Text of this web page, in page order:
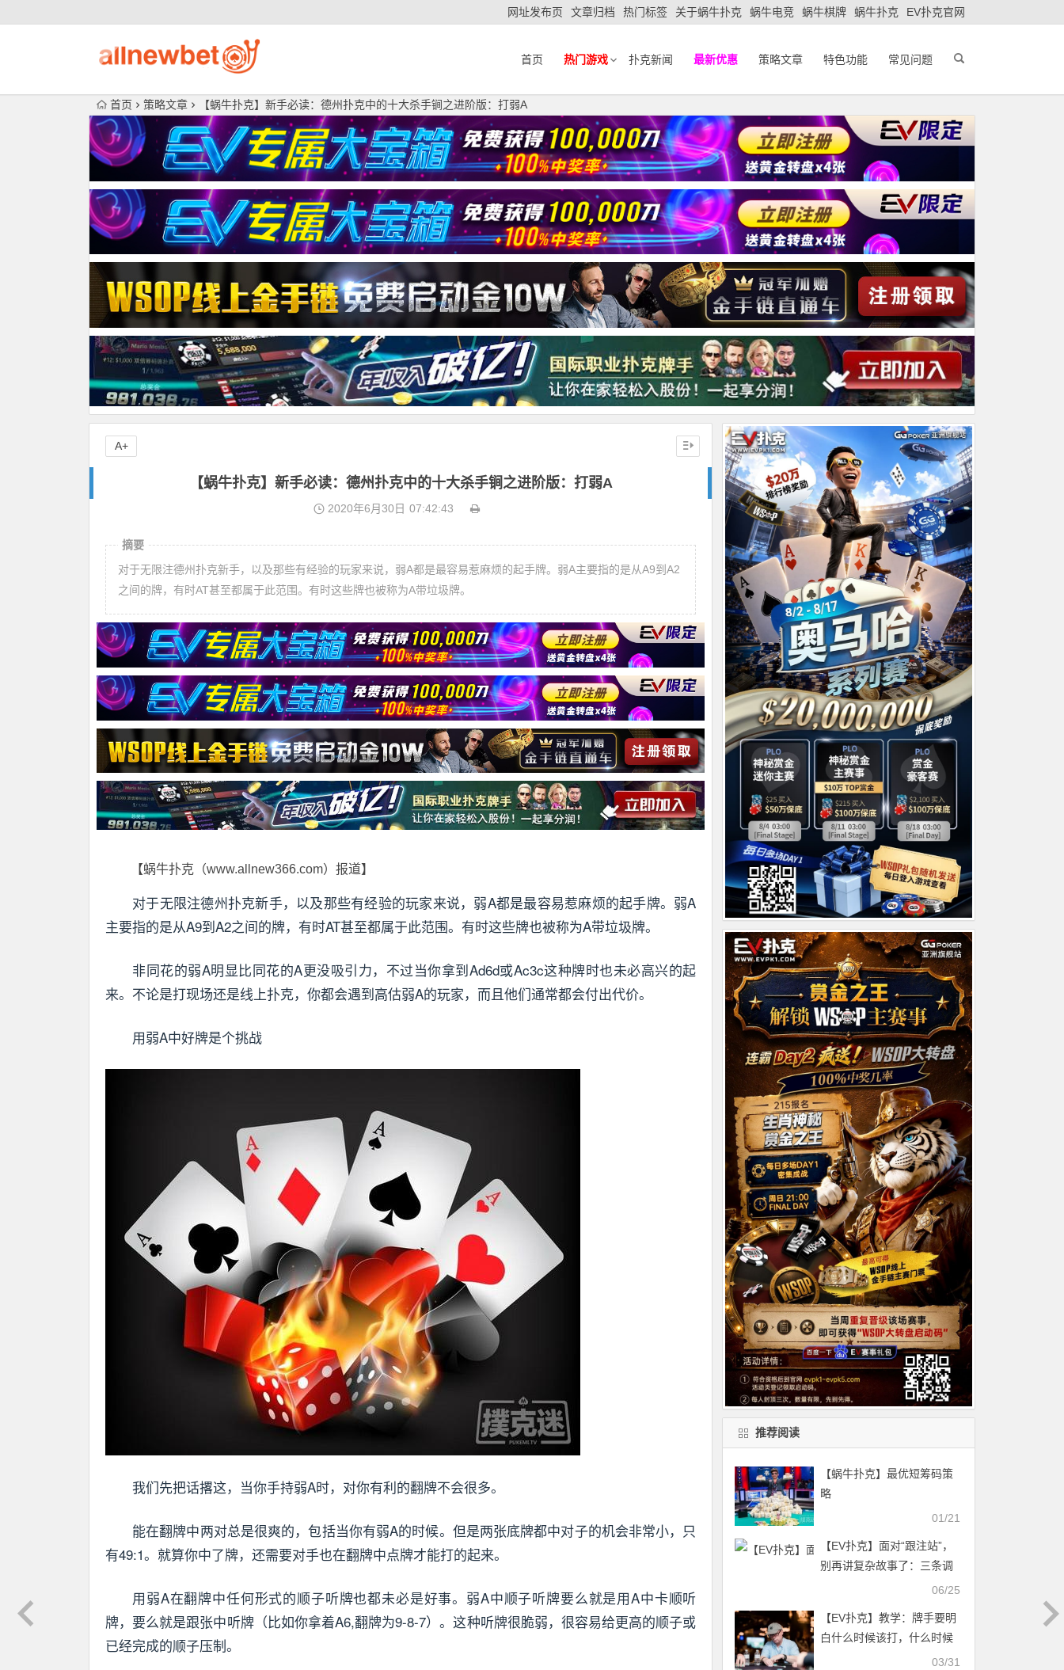
网址发布页 文章归档 热门标签 关于蜗牛扑克 蜗牛电竞 蜗牛棋牌 蜗牛扑克 EV扑克官网
首页 热门游戏 扑克新闻 最新优惠 策略文章 特色功能 常见问题
首页 策略文章 【蜗牛扑克】新手必读：德州扑克中的十大杀手锏之进阶版：打弱A
【蜗牛扑克】新手必读：德州扑克中的十大杀手锏之进阶版：打弱A
2020年6月30日 07:42:43
摘要
对于无限注德州扑克新手，以及那些有经验的玩家来说，弱A都是最容易惹麻烦的起手牌。弱A主要指的是从A9到A2
之间的牌，有时AT甚至都属于此范围。有时这些牌也被称为A带垃圾牌。
【蜗牛扑克（www.allnew366.com）报道】
对于无限注德州扑克新手，以及那些有经验的玩家来说，弱A都是最容易惹麻烦的起手牌。弱A
主要指的是从A9到A2之间的牌，有时AT甚至都属于此范围。有时这些牌也被称为A带垃圾牌。
非同花的弱A明显比同花的A更没吸引力，不过当你拿到Ad6d或Ac3c这种牌时也未必高兴的起
来。不论是打现场还是线上扑克，你都会遇到高估弱A的玩家，而且他们通常都会付出代价。
用弱A中好牌是个挑战
我们先把话撂这，当你手持弱A时，对你有利的翻牌不会很多。
能在翻牌中两对总是很爽的，包括当你有弱A的时候。但是两张底牌都中对子的机会非常小，只
有49:1。就算你中了牌，还需要对手也在翻牌中点牌才能打的起来。
用弱A在翻牌中任何形式的顺子听牌也都未必是好事。弱A中顺子听牌要么就是用A中卡顺听
牌，要么就是跟张中听牌（比如你拿着A6,翻牌为9-8-7）。这种听牌很脆弱，很容易给更高的顺子或
已经完成的顺子压制。
A+
推荐阅读
【蜗牛扑克】最优短筹码策
略
01/21
【EV扑克】面对“跟注站”，
别再讲复杂故事了：三条调
06/25
【EV扑克】教学：牌手要明
白什么时候该打，什么时候
03/31